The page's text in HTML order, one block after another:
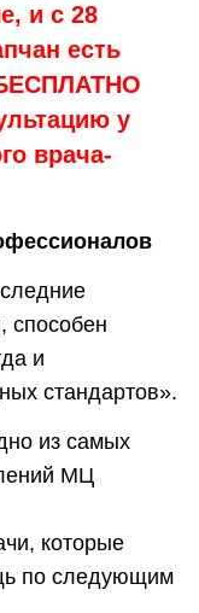
и с 28
есть
у
врача-
способен
и
стандартов».
из самых
МЦ
которые
по следующим